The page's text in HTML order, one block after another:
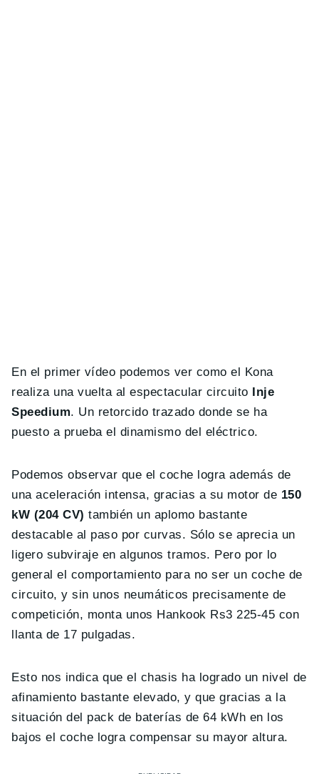
En el primer vídeo podemos ver como el Kona
realiza una vuelta al espectacular circuito Inje
Speedium. Un retorcido trazado donde se ha
puesto a prueba el dinamismo del eléctrico.
Podemos observar que el coche logra además de
una aceleración intensa, gracias a su motor de 150
kW (204 CV) también un aplomo bastante
destacable al paso por curvas. Sólo se aprecia un
ligero subviraje en algunos tramos. Pero por lo
general el comportamiento para no ser un coche de
circuito, y sin unos neumáticos precisamente de
competición, monta unos Hankook Rs3 225-45 con
llanta de 17 pulgadas.
Esto nos indica que el chasis ha logrado un nivel de
afinamiento bastante elevado, y que gracias a la
situación del pack de baterías de 64 kWh en los
bajos el coche logra compensar su mayor altura.